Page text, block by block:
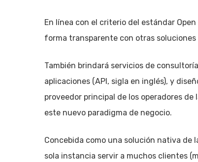
En línea con el criterio del estándar
forma transparente con otras
También brindará servicios de
aplicaciones (API, sigla en inglés), y
proveedor principal de los operadores
este nuevo paradigma de negocio.
Concebida como una solución nativa
sola instancia servir a muchos clientes